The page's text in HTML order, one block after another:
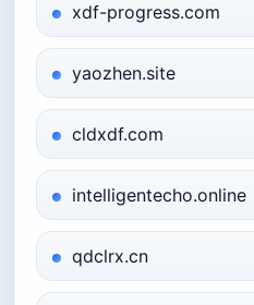
xdf-progress.com
yaozhen.site
cldxdf.com
intelligentecho.online
qdclrx.cn